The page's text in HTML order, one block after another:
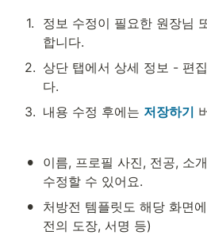
1.
정보 수정이 필요한 원장님
합니다.
2. 상단 탭에서 상세 정보 - 편집
다.
3. 내용 수정 후에는 저장하기
•
이름, 프로필 사진, 전공, 소
수정할 수 있어요.
•
처방전 템플릿도 해당 화면
전의 도장, 서명 등)